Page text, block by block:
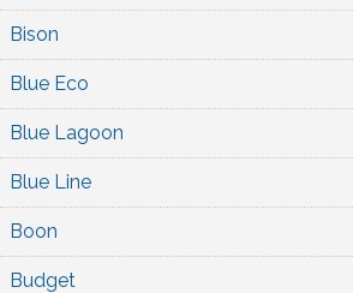
Bison
Blue Eco
Blue Lagoon
Blue Line
Boon
Budget